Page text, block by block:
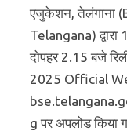
एजुकेशन, तेलंगाना
Telangana)
दोपहर 2.15 बजे
2025 Official
g पर अपलोड किया